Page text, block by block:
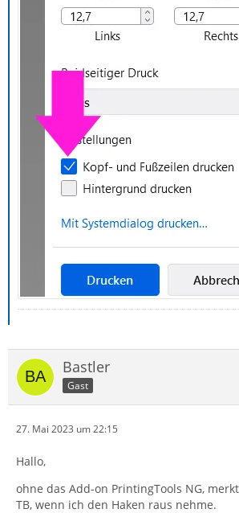
Bastler
Gast
27. Mai 2023 um 22:15
Hallo,
ohne das Add-on PrintingTools NG,
TB, wenn ich den Haken raus nehme.